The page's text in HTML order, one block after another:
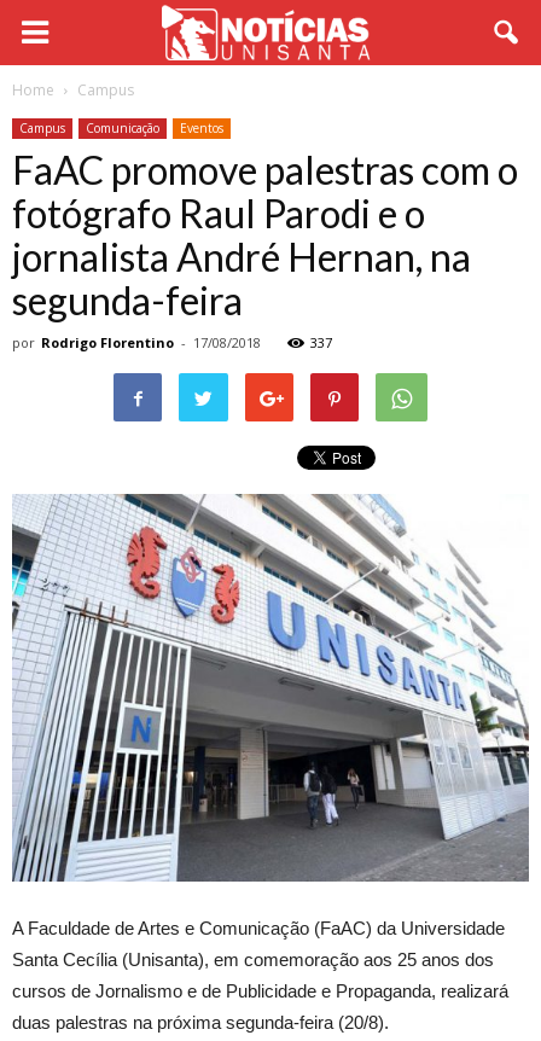
Home Campus
Campus Comunicação Eventos
FaAC promove palestras com o
fotógrafo Raul Parodi e o
jornalista André Hernan, na
segunda-feira
por Rodrigo Florentino - 17/08/2018 337
A Faculdade de Artes e Comunicação (FaAC) da Universidade
Santa Cecília (Unisanta), em comemoração aos 25 anos dos
cursos de Jornalismo e de Publicidade e Propaganda, realizará
duas palestras na próxima segunda-feira (20/8).